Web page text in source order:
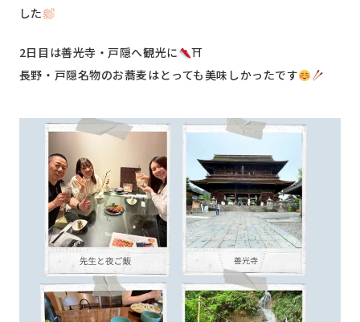
した
2日目は善光寺・戸隠へ観光に
⛩
長野・戸隠名物のお蕎麦はとっても美味しかったです